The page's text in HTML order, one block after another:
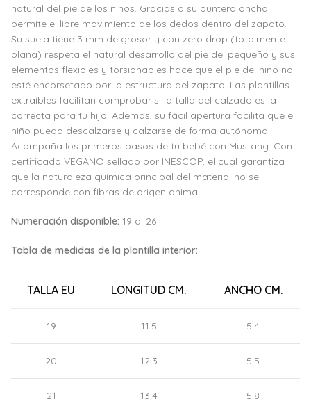
natural del pie de los niños. Gracias a su puntera ancha
permite el libre movimiento de los dedos dentro del zapato.
Su suela tiene 3 mm de grosor y con zero drop (totalmente
plana) respeta el natural desarrollo del pie del pequeño y sus
elementos flexibles y torsionables hace que el pie del niño no
esté encorsetado por la estructura del zapato. Las plantillas
extraíbles facilitan comprobar si la talla del calzado es la
correcta para tu hijo. Además, su fácil apertura facilita que el
niño pueda descalzarse y calzarse de forma autónoma.
Acompaña los primeros pasos de tu bebé con Mustang. Con
certificado VEGANO sellado por INESCOP, el cual garantiza
que la naturaleza química principal del material no se
corresponde con fibras de origen animal.
Numeración disponible: 19 al 26
Tabla de medidas de la plantilla interior:
TALLA EU LONGITUD CM. ANCHO CM.
19 11.5 5.4
20 12.3 5.5
21 13.4 5.8